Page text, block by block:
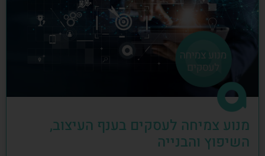
מנוע צמיחה לעסקים בענף העיצוב,
השיפוץ והבנייה